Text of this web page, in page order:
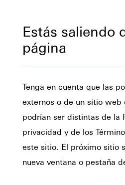
Estás saliendo
página
Tenga en cuenta que las
externos o de un sitio web
podrían ser distintas de la
privacidad y de los
este sitio. El próximo sitio
nueva ventana o pestaña